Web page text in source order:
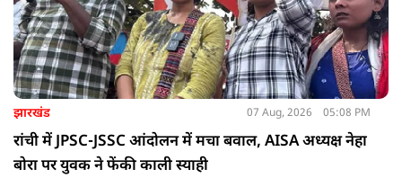
झारखंड 07 Aug, 2026 05:08 PM
रांची में JPSC-JSSC आंदोलन में मचा बवाल, AISA अध्यक्ष नेहा
बोरा पर युवक ने फेंकी काली स्याही